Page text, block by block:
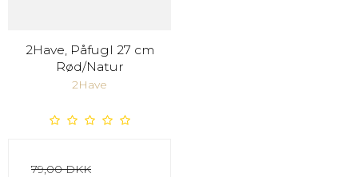
2Have, Påfugl 27 cm
Rød/Natur
2Have
79,00 DKK